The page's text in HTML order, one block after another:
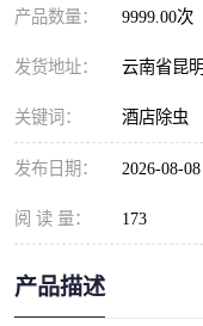
产品数量： 9999.00次
发货地址： 云南省昆
关键词： 酒店除虫
发布日期： 2026-08-08
阅 读 量： 173
产品描述